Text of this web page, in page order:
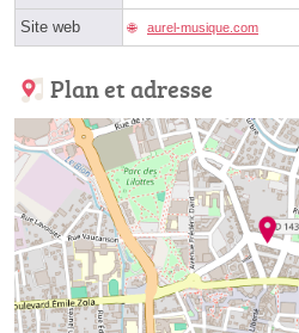
Site web aurel-musique.com
Plan et adresse